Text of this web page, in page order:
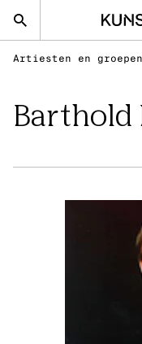
nl en
Klassieke Muziek
Artiesten en groepen
Barthold